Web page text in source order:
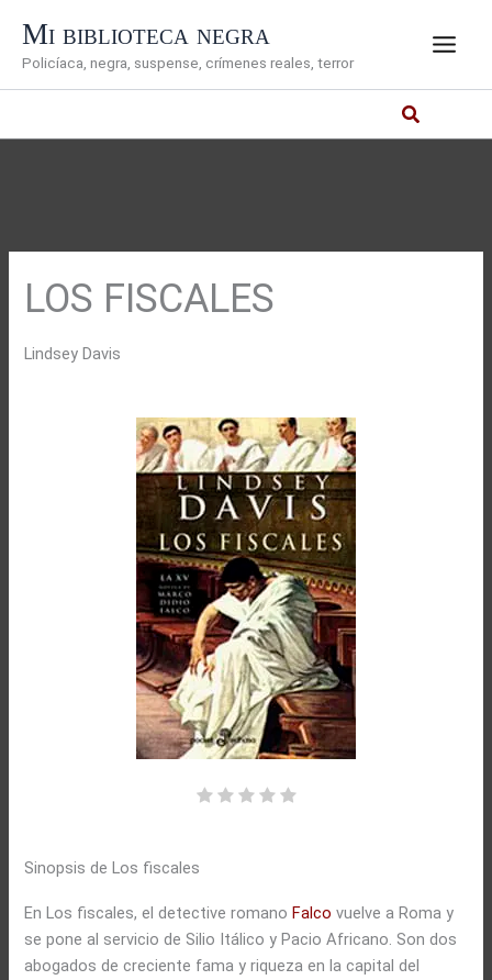
contenido
Mi biblioteca negra
Policíaca, negra, suspense, crímenes reales, terror
LOS FISCALES
Lindsey Davis
Sinopsis de Los fiscales
En Los fiscales, el detective romanoFalco vuelve a Roma y
se pone al servicio de Silio Itálico y Pacio Africano. Son dos
abogados de creciente fama y riqueza en la capital del